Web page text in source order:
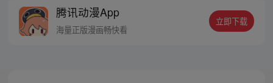
腾讯动漫App
海量正版漫画畅快看
立即下载